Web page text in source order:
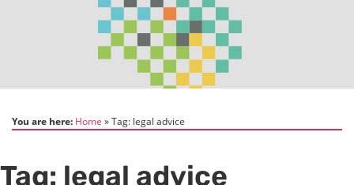
You are here: Home Tag: legal advice
Tag: legal advice